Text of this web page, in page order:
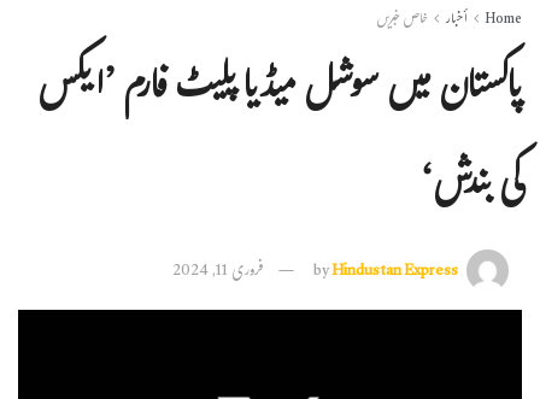
Home أخبار خاص خبریں
پاکستان میں سوشل میڈیا پلیٹ فارم ’ایکس
کی بندش‘
byHindustan Express فروری 11, 2024